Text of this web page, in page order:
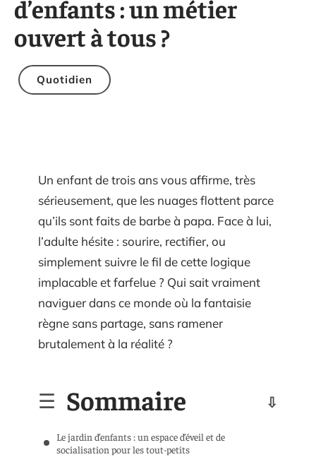
d’enfants : un métier
ouvert à tous ?
Quotidien
Un enfant de trois ans vous affirme, très
sérieusement, que les nuages flottent parce
qu’ils sont faits de barbe à papa. Face à lui,
l’adulte hésite : sourire, rectifier, ou
simplement suivre le fil de cette logique
implacable et farfelue ? Qui sait vraiment
naviguer dans ce monde où la fantaisie
règne sans partage, sans ramener
brutalement à la réalité ?
Sommaire
Le jardin d’enfants : un espace d’éveil et de
socialisation pour les tout-petits